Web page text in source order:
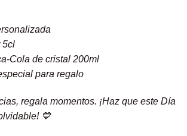
5cl
Cola de cristal 200ml
para regalo
regala momentos. ¡Haz que este Día
💙